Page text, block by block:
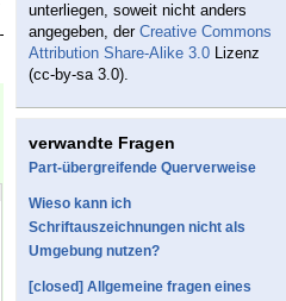
unterliegen, soweit nicht anders
angegeben, der Creative Commons
Attribution Share-Alike 3.0 Lizenz
(cc-by-sa 3.0).
verwandte Fragen
Part-übergreifende Querverweise
Wieso kann ich
Schriftauszeichnungen nicht als
Umgebung nutzen?
[closed] Allgemeine fragen eines